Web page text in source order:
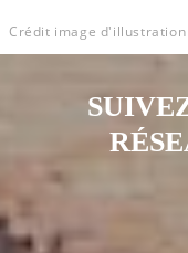
Crédit image d'illustration